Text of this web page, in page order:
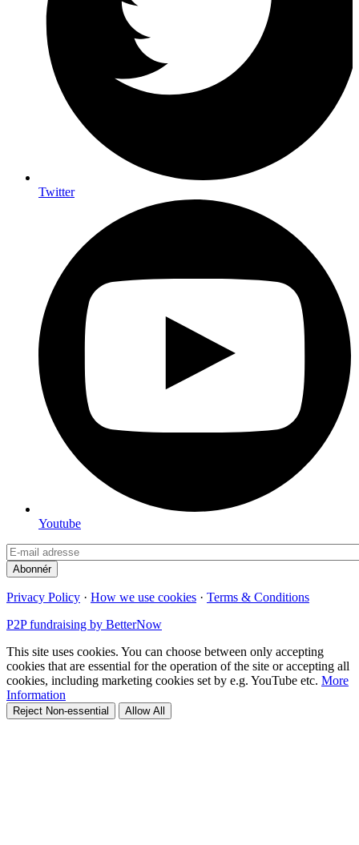
Twitter
Youtube
Privacy Policy · How we use cookies · Terms & Conditions
P2P fundraising by BetterNow
This site uses cookies. You can choose between only accepting
cookies that are essential for the operation of the site or accepting all
cookies, including marketing cookies set by e.g. YouTube etc. More
Information
Reject Non-essential Allow All